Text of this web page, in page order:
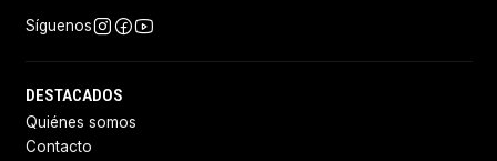
Síguenos
DESTACADOS
Quiénes somos
Contacto